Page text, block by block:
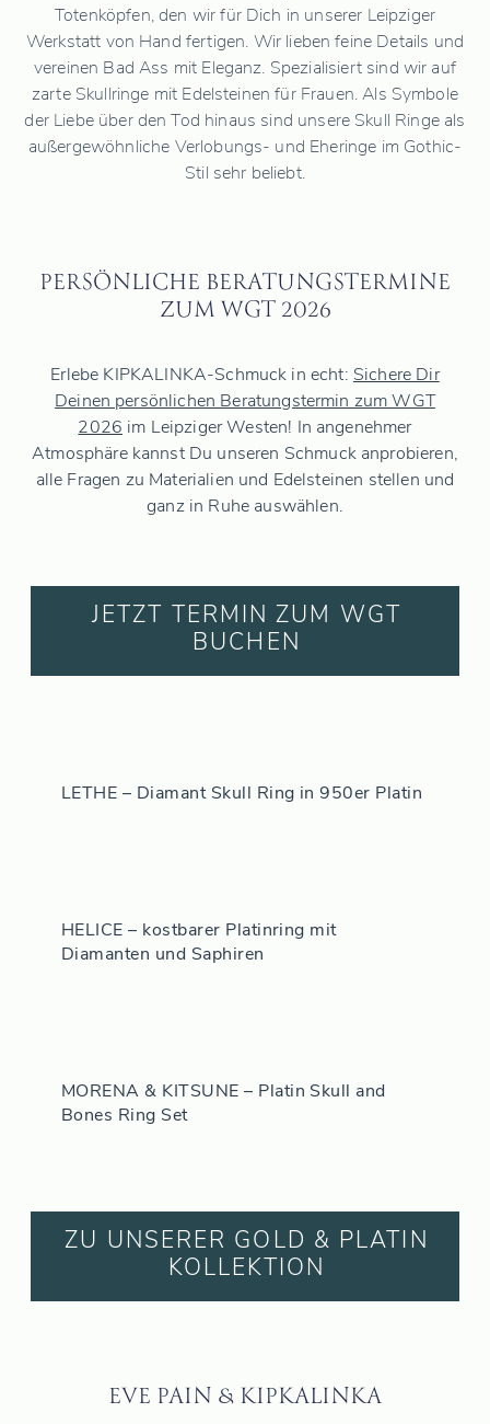
Totenköpfen, den wir für Dich in unserer Leipziger
Werkstatt von Hand fertigen. Wir lieben feine Details und
vereinen Bad Ass mit Eleganz. Spezialisiert sind wir auf
zarte Skullringe mit Edelsteinen für Frauen. Als Symbole
der Liebe über den Tod hinaus sind unsere Skull Ringe als
außergewöhnliche Verlobungs- und Eheringe im Gothic-
Stil sehr beliebt.
PERSÖNLICHE BERATUNGSTERMINE
ZUM WGT 2026
Erlebe KIPKALINKA-Schmuck in echt: Sichere Dir
Deinen persönlichen Beratungstermin zum WGT
2026 im Leipziger Westen! In angenehmer
Atmosphäre kannst Du unseren Schmuck anprobieren,
alle Fragen zu Materialien und Edelsteinen stellen und
ganz in Ruhe auswählen.
JETZT TERMIN ZUM WGT
BUCHEN
LETHE – Diamant Skull Ring in 950er Platin
HELICE – kostbarer Platinring mit
Diamanten und Saphiren
MORENA & KITSUNE – Platin Skull and
Bones Ring Set
ZU UNSERER GOLD & PLATIN
KOLLEKTION
EVE PAIN &KIPKALINKA